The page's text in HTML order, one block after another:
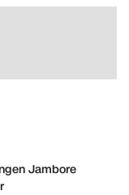
Jambore